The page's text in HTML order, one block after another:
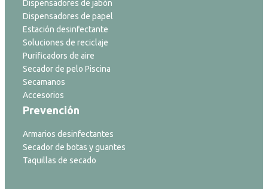
Dispensadores de jabón
Dispensadores de papel
Estación desinfectante
Soluciones de reciclaje
Purificadors de aire
Secador de pelo Piscina
Secamanos
Accesorios
Prevención
Armarios desinfectantes
Secador de botas y guantes
Taquillas de secado